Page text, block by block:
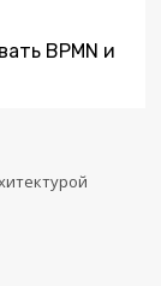
BPMN и